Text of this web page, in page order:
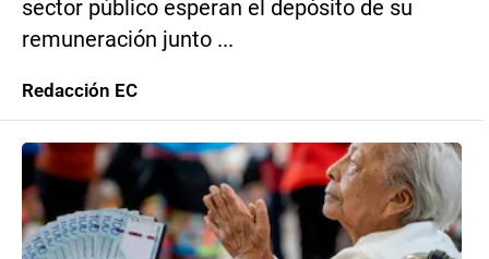
sector público esperan el depósito de su
remuneración junto ...
Redacción EC